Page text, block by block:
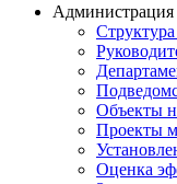
Администрация
Объекты
Проекты
Оценка